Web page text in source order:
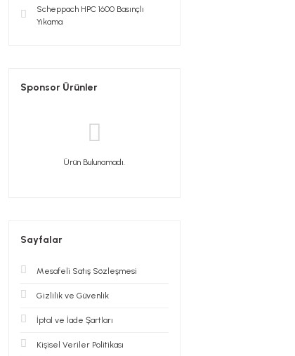
Scheppach HPC 1600 Basınçlı
Yıkama
Sponsor Ürünler
Ürün Bulunamadı.
Sayfalar
Mesafeli Satış Sözleşmesi
Gizlilik ve Güvenlik
İptal ve İade Şartları
Kişisel Veriler Politikası